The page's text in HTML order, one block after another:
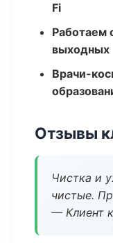
Fi
Работаем
выходных
Врачи-
Отзывы
Чистка и
чистые.
— Клиент